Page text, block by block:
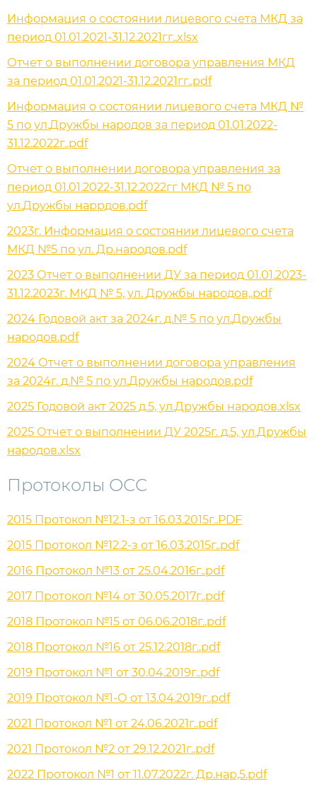
Информация о состоянии лицевого счета МКД за
период 01.01.2021-31.12.2021гг..xlsx
Отчет о выполнении договора управления МКД
за период 01.01.2021-31.12.2021гг..pdf
Информация о состоянии лицевого счета МКД №
5 по ул.Дружбы народов за период 01.01.2022-
31.12.2022г..pdf
Отчет о выполнении договора управления за
период 01.01.2022-31.12.2022гг МКД № 5 по
ул.Дружбы наррдов.pdf
2023г. Информация о состоянии лицевого счета
МКД №5 по ул. Др.народов.pdf
2023 Отчет о выполнении ДУ за период 01.01.2023-
31.12.2023г. МКД № 5, ул. Дружбы народов,.pdf
2024 Годовой акт за 2024г. д.№ 5 по ул.Дружбы
народов.pdf
2024 Отчет о выполнении договора управления
за 2024г. д.№ 5 по ул.Дружбы народов.pdf
2025 Годовой акт 2025 д.5, ул.Дружбы народов.xlsx
2025 Отчет о выполнении ДУ 2025г. д.5, ул.Дружбы
народов.xlsx
Протоколы ОСС
2015 Протокол №12.1-з от 16.03.2015г..PDF
2015 Протокол №12.2-з от 16.03.2015г..pdf
2016 Протокол №13 от 25.04.2016г..pdf
2017 Протокол №14 от 30.05.2017г..pdf
2018 Протокол №15 от 06.06.2018г..pdf
2018 Протокол №16 от 25.12.2018г..pdf
2019 Протокол №1 от 30.04.2019г..pdf
2019 Протокол №1-О от 13.04.2019г..pdf
2021 Протокол №1 от 24.06.2021г..pdf
2021 Протокол №2 от 29.12.2021г..pdf
2022 Протокол №1 от 11.07.2022г. Др.нар,5.pdf